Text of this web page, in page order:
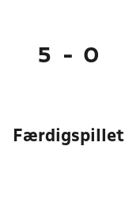
5 - 0
Færdigspillet